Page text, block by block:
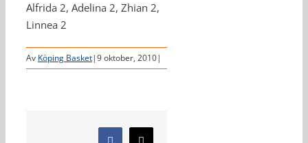
Alfrida 2, Adelina 2, Zhian 2,
Linnea 2
Av Köping Basket|9 oktober, 2010|